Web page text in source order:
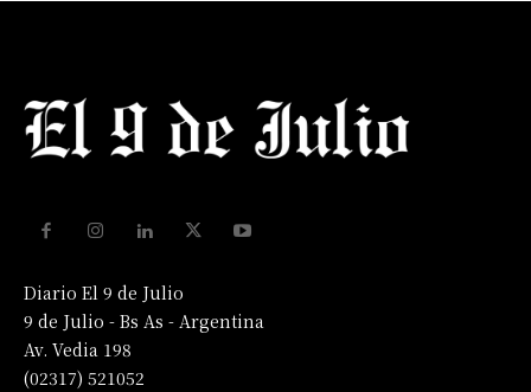
Diario El 9 de Julio
9 de Julio - Bs As - Argentina
Av. Vedia 198
(02317) 521052